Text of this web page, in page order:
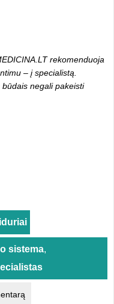
rekomenduoja
– į specialistą.
negali pakeisti
sistema,